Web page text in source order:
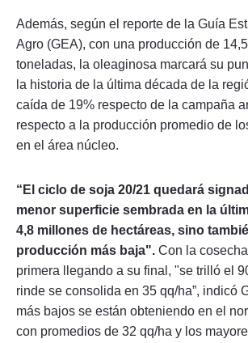
Además, según el reporte de la Guía
Agro (GEA), con una producción de
toneladas, la oleaginosa marcará su
la historia de la última década de la
caída de 19% respecto de la campaña
respecto a la producción promedio de
en el área núcleo.
“El ciclo de soja 20/21 quedará
menor superficie sembrada en la
4,8 millones de hectáreas, sino
producción más baja". Con la
primera llegando a su final, "se trilló el
rinde se consolida en 35 qq/ha”, indicó
más bajos se están obteniendo en el
con promedios de 32 qq/ha y los